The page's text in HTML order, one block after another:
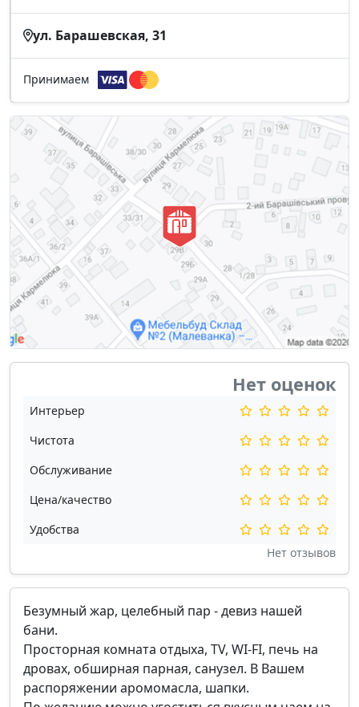
ул. Барашевская, 31
Принимаем
Нет оценок
Интерьер
Чистота
Обслуживание
Цена/качество
Удобства
Нет отзывов
Безумный жар, целебный пар - девиз нашей
бани.
Просторная комната отдыха, TV, WI-FI, печь на
дровах, обширная парная, санузел. В Вашем
распоряжении аромомасла, шапки.